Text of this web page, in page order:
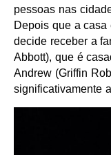
pessoas nas
Depois que a casa
decide receber a
Abbott), que é
Andrew (Griffin
significativamente